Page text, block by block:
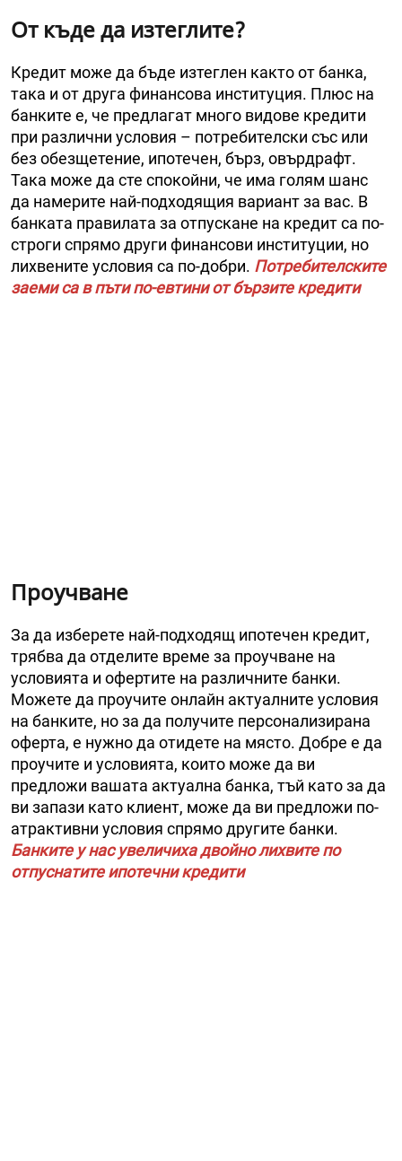
От къде да изтеглите?
Кредит може да бъде изтеглен както от банка,
така и от друга финансова институция. Плюс на
банките е, че предлагат много видове кредити
при различни условия – потребителски със или
без обезщетение, ипотечен, бърз, овърдрафт.
Така може да сте спокойни, че има голям шанс
да намерите най-подходящия вариант за вас. В
банката правилата за отпускане на кредит са по-
строги спрямо други финансови институции, но
лихвените условия са по-добри. Потребителските
заеми са в пъти по-евтини от бързите кредити
Проучване
За да изберете най-подходящ ипотечен кредит,
трябва да отделите време за проучване на
условията и офертите на различните банки.
Можете да проучите онлайн актуалните условия
на банките, но за да получите персонализирана
оферта, е нужно да отидете на място. Добре е да
проучите и условията, които може да ви
предложи вашата актуална банка, тъй като за да
ви запази като клиент, може да ви предложи по-
атрактивни условия спрямо другите банки.
Банките у нас увеличиха двойно лихвите по
отпуснатите ипотечни кредити